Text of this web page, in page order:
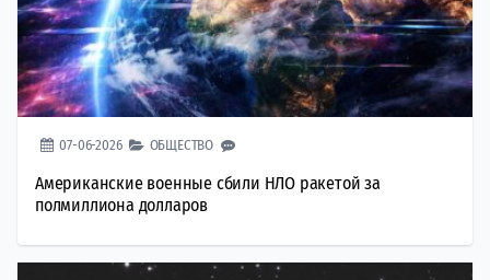
07-06-2026 ОБЩЕСТВО
Американские военные сбили НЛО ракетой за
полмиллиона долларов